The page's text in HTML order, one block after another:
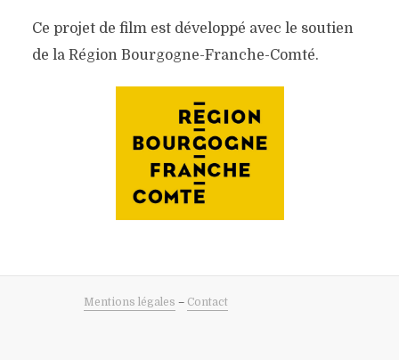
Ce projet de film est développé avec le soutien
de la Région Bourgogne-Franche-Comté.
Mentions légales – Contact